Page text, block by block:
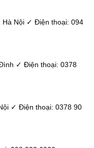
Hà Nội ✓ Điện thoại: 094
✓ Điện thoại: 0378
✓ Điện thoại: 0378 90